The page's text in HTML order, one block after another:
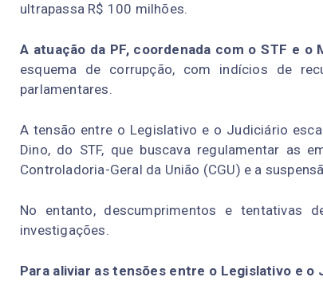
ultrapassa R$ 100 milhões.
A atuação da PF, coordenada com o STF e o
esquema de corrupção, com indícios de
parlamentares.
A tensão entre o Legislativo e o Judiciário
Dino, do STF, que buscava regulamentar as
Controladoria-Geral da União (CGU) e a
No entanto, descumprimentos e tentativas
investigações.
Para aliviar as tensões entre o Legislativo e